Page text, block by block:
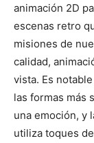
animación 2D
escenas retro
misiones de
calidad,
vista. Es
las formas más
una emoción, y
utiliza toques